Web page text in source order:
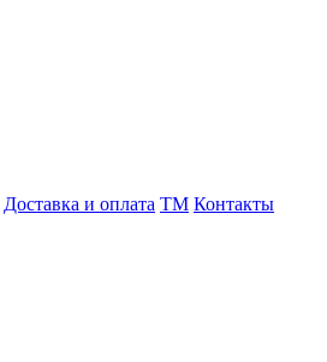
Доставка и оплата TM Контакты